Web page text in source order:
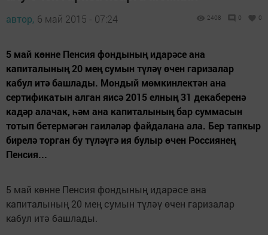
автор, 6 май 2015 - 07:24 2408 0 0
5 май көнне Пенсия фондының идарәсе ана
капиталының 20 мең сумын түләү өчен гаризалар
кабул итә башлады. Мондый мөмкинлектән ана
сертификатын алган яисә 2015 елның 31 декаберенә
кадәр алачак, һәм ана капиталының бар суммасын
тотып бетермәгән гаиләләр файдалана ала. Бер тапкыр
бирелә торган бу түләүгә ия булыр өчен Россиянең
Пенсия...
5 май көнне Пенсия фондының идарәсе ана
капиталының 20 мең сумын түләү өчен гаризалар
кабул итә башлады.